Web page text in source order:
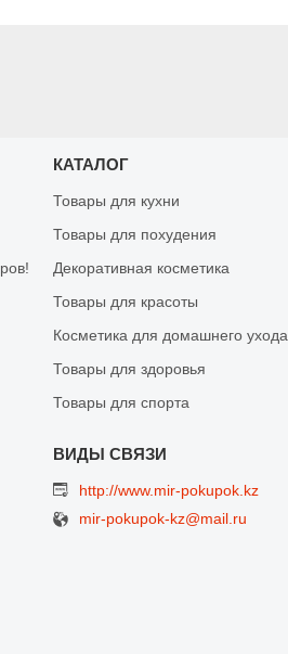
КАТАЛОГ
Товары для кухни
Товары для похудения
Декоративная косметика
Товары для красоты
Косметика для домашнего ухода
Товары для здоровья
Товары для спорта
http://www.mir-pokupok.kz
mir-pokupok-kz@mail.ru